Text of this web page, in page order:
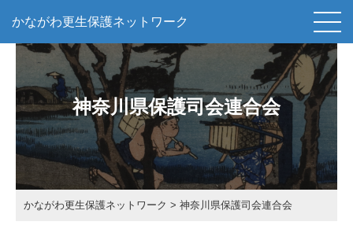
かながわ更生保護ネットワーク
神奈川県保護司会連合会
かながわ更生保護ネットワーク > 神奈川県保護司会連合会